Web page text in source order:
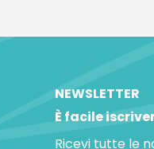
NEWSLETTER
È facile
Ricevi tutte le